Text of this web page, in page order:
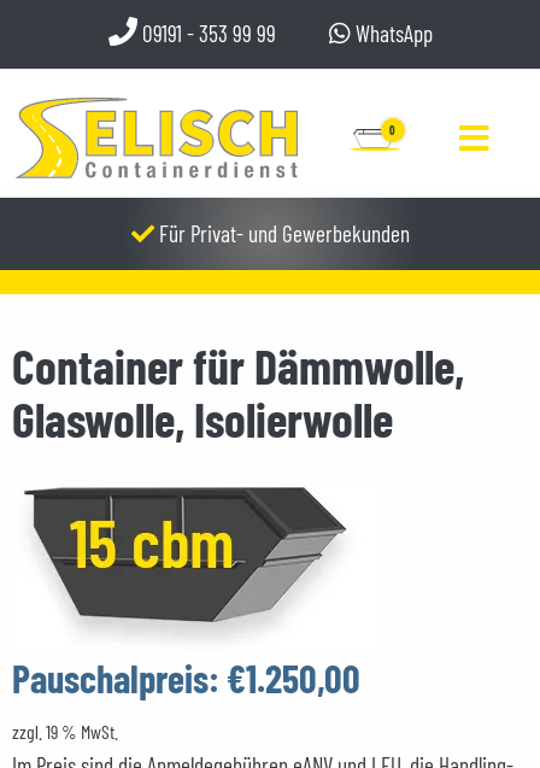
09191 - 353 99 99 WhatsApp
0
Für Privat- und Gewerbekunden
Container für Dämmwolle,
Glaswolle, Isolierwolle
Pauschalpreis: €1.250,00
zzgl. 19 % MwSt.